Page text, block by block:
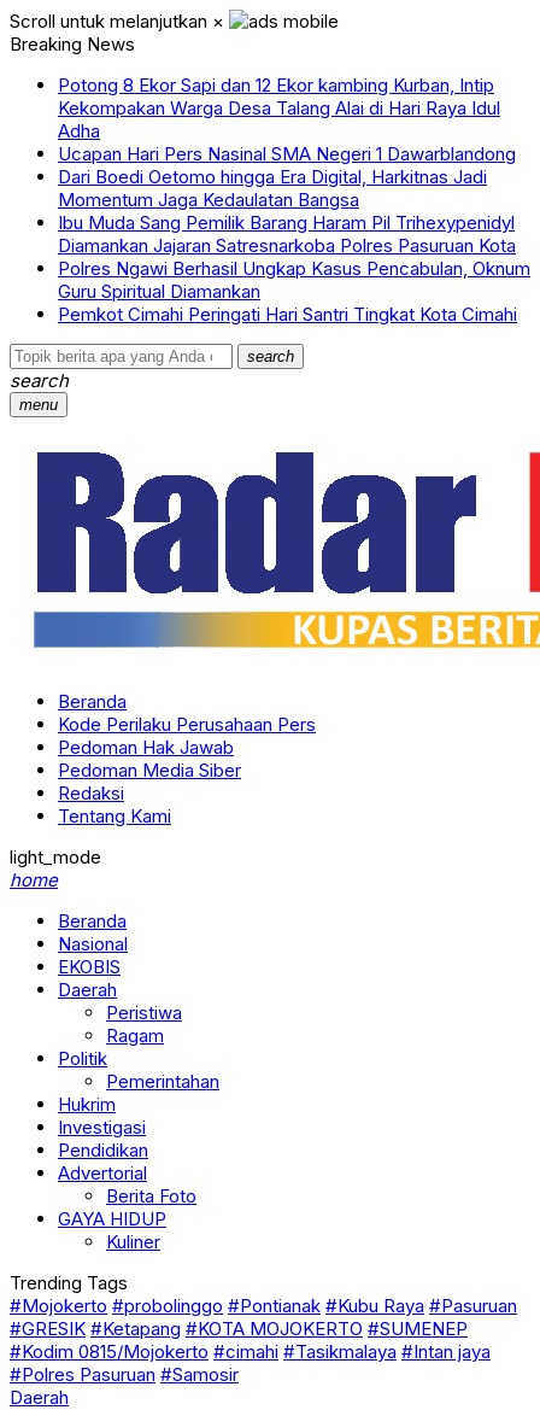
Scroll untuk melanjutkan ×
Breaking News
Potong 8 Ekor Sapi dan 12 Ekor kambing Kurban, Intip
Kekompakan Warga Desa Talang Alai di Hari Raya Idul
Adha
Ucapan Hari Pers Nasinal SMA Negeri 1 Dawarblandong
Dari Boedi Oetomo hingga Era Digital, Harkitnas Jadi
Momentum Jaga Kedaulatan Bangsa
Ibu Muda Sang Pemilik Barang Haram Pil Trihexypenidyl
Diamankan Jajaran Satresnarkoba Polres Pasuruan Kota
Polres Ngawi Berhasil Ungkap Kasus Pencabulan, Oknum
Guru Spiritual Diamankan
Pemkot Cimahi Peringati Hari Santri Tingkat Kota Cimahi
search
search
menu
Beranda
Kode Perilaku Perusahaan Pers
Pedoman Hak Jawab
Pedoman Media Siber
Redaksi
Tentang Kami
light_mode
home
Beranda
Nasional
EKOBIS
Daerah
Peristiwa
Ragam
Politik
Pemerintahan
Hukrim
Investigasi
Pendidikan
Advertorial
Berita Foto
GAYA HIDUP
Kuliner
Trending Tags
#Mojokerto #probolinggo #Pontianak #Kubu Raya #Pasuruan
#GRESIK #Ketapang #KOTA MOJOKERTO #SUMENEP
#Kodim 0815/Mojokerto #cimahi #Tasikmalaya #Intan jaya
#Polres Pasuruan #Samosir
Daerah